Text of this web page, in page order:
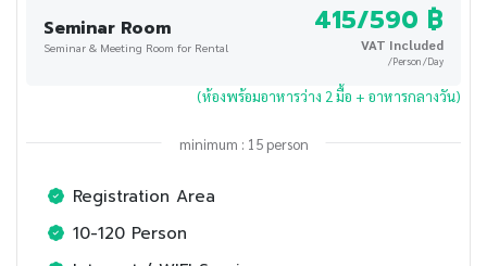
Seminar Room
Seminar & Meeting Room for Rental
415/590 ฿
VAT Included
/Person /Day
(ห้องพร้อมอาหารว่าง 2 มื้อ + อาหารกลางวัน)
minimum : 15 person
Registration Area
10-120 Person